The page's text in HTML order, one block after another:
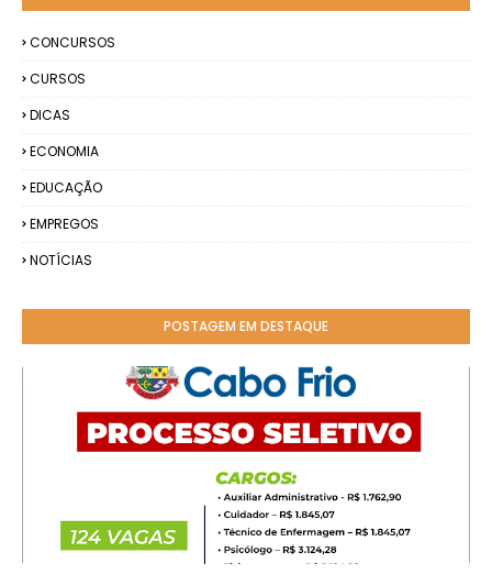
CONCURSOS
CURSOS
DICAS
ECONOMIA
EDUCAÇÃO
EMPREGOS
NOTÍCIAS
POSTAGEM EM DESTAQUE